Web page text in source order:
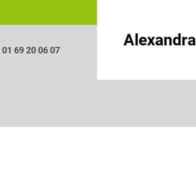
Alexandra
01 69 20 06 07